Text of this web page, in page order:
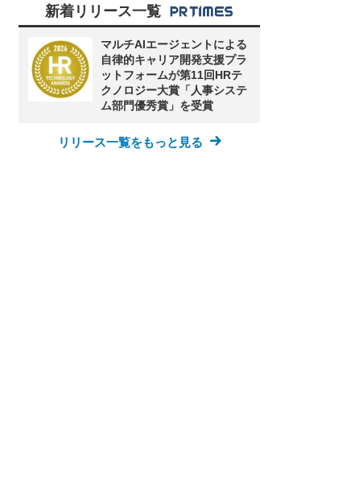
新着リリース一覧
マルチAIエージェントによる
自律的キャリア開発支援プラ
ットフォームが第11回HRテ
クノロジー大賞「人事システ
ム部門優秀賞」を受賞
リリース一覧をもっと見る